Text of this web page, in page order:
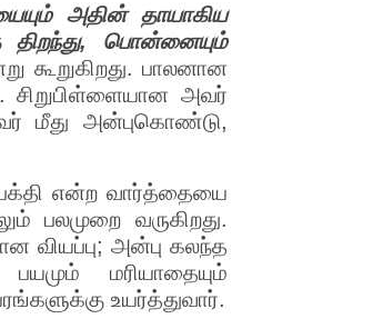
அதின் தாயாகிய
பொன்னையும்
கூறுகிறது. பாலனான
சிறுபிள்ளையான அவர்
மீது அன்புகொண்டு,
என்ற வார்த்தையை
பலமுறை வருகிறது.
வியப்பு; அன்பு கலந்த
மரியாதையும்
உயர்த்துவார்.